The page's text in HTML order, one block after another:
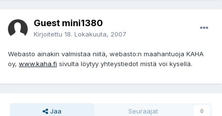
Guest mini1380
Kirjoitettu 18. Lokakuuta, 2007
Webasto ainakin valmistaa niitä, webasto:n maahantuoja KAHA
oy, www.kaha.fi sivulta löytyy yhteystiedot mistä voi kysellä.
Jaa Seuraajat 0